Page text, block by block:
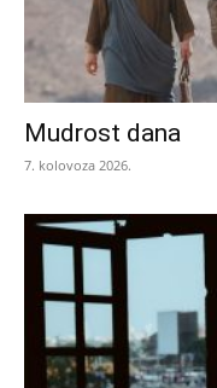
Mudrost dana
7. kolovoza 2026.